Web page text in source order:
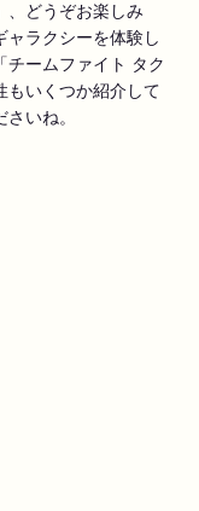
、どうぞお楽しみ
ャラクシーを体験し
チームファイト タク
もいくつか紹介して
いね。